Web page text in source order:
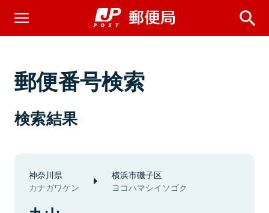
郵便番号検索
検索結果
神奈川県
カナガワケン
横浜市磯子区
ヨコハマシイソゴク